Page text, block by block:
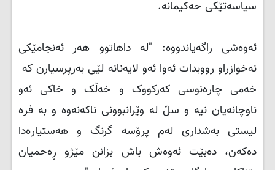
سیاسەتێكی حەكیمانە.
ئەوەشی راگەیاندووە: "لە داهاتوو هەر ئەنجامێكی
نەخوازراو رووبدات ئەوا ئەو لایەنانە لێی بەرپرسیارن كە
خەمی چارەنوسی كەركووک و خەڵک و خاكی ئەو
ناوچانەیان نیە و سڵ لە وێرانبوونی ناكەنەوە و بە فرە
لیستی بەشداری لەم پرۆسە گرنگ و هەستیارەدا
دەكەن، دەبێت ئەوەش باش بزانن مێژو ڕەحمیان